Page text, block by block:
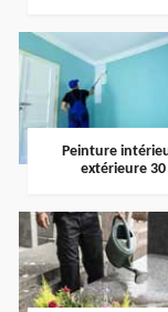
Peinture
extérieure 30